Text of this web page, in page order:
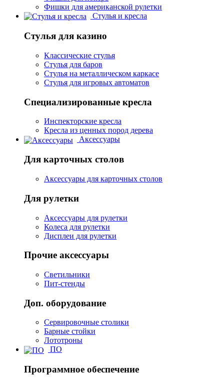
Фишки для американской рулетки
Стулья и кресла
Стулья для казино
Классические стулья
Стулья для баров
Стулья на металлическом каркасе
Стулья для игровых автоматов
Специализированные кресла
Инспекторские кресла
Кресла из ценных пород дерева
Аксессуары
Для карточных столов
Аксессуары для карточных столов
Для рулетки
Аксессуары для рулетки
Колеса для рулетки
Дисплеи для рулетки
Прочие аксессуары
Светильники
Пит-стенды
Доп. оборудование
Сервировочные столики
Барные стойки
Лототроны
ПО
Программное обеспечение